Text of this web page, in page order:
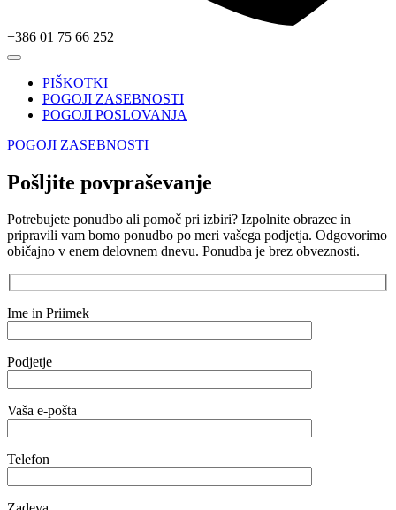
+386 01 75 66 252
PIŠKOTKI
POGOJI ZASEBNOSTI
POGOJI POSLOVANJA
POGOJI ZASEBNOSTI
Pošljite povpraševanje
Potrebujete ponudbo ali pomoč pri izbiri? Izpolnite obrazec in
pripravili vam bomo ponudbo po meri vašega podjetja. Odgovorimo
običajno v enem delovnem dnevu. Ponudba je brez obveznosti.
Ime in Priimek
Podjetje
Vaša e-pošta
Telefon